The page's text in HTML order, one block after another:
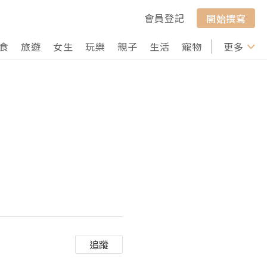
會員登記
開始撰寫
旅遊 女生 玩樂 親子 生活 寵物 行山 打卡
更多
追蹤